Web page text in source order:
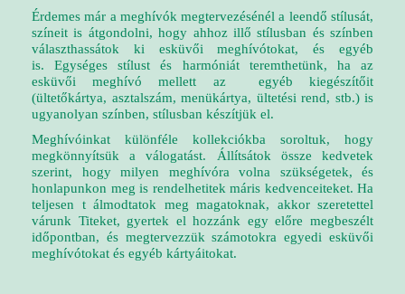
Érdemes már a meghívók megtervezésénél a leendő stílusát,
színeit is átgondolni, hogy ahhoz illő stílusban és színben
választhassátok ki esküvői meghívótokat, és egyéb
is.Egységes stílust és harmóniát teremthetünk, ha az
esküvői meghívó mellett az
egyéb kiegészítőit
(ültetőkártya, asztalszám, menükártya, ültetési rend, stb.) is
ugyanolyan színben, stílusban készítjük el.
Meghívóinkat különféle kollekciókba soroltuk, hogy
megkönnyítsük a válogatást. Állítsátok össze kedvetek
szerint, hogy milyen meghívóra volna szükségetek, és
honlapunkon meg is rendelhetitek máris kedvenceiteket. Ha
teljesen t álmodtatok meg magatoknak, akkor szeretettel
várunk Titeket, gyertek el hozzánk egy előre megbeszélt
időpontban, és megtervezzük számotokra egyedi esküvői
meghívótokat és egyéb kártyáitokat.